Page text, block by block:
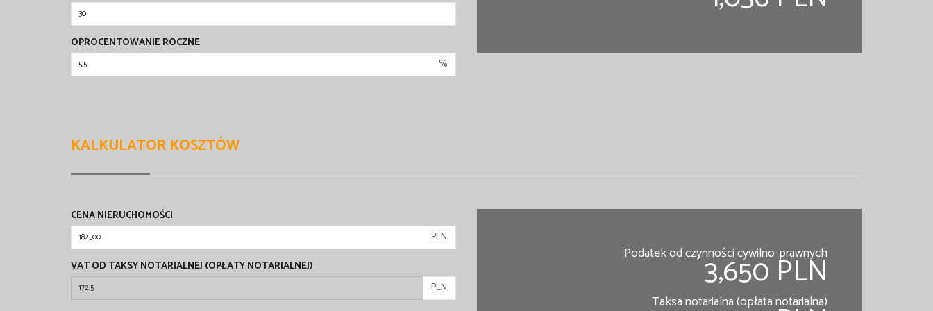
OPROCENTOWANIE ROCZNE
%
KALKULATOR KOSZTÓW
CENA NIERUCHOMOŚCI
PLN
VAT OD TAKSY NOTARIALNEJ (OPŁATY NOTARIALNEJ)
PLN
Podatek od czynności cywilno-prawnych
3,650 PLN
Taksa notarialna (opłata notarialna)